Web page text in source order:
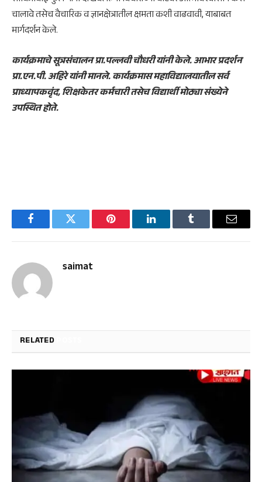
चालावे तसेच वैचारिक व ज्ञानक्षेत्रातील क्षमता कशी वाढवावी, याबाबत
मार्गदर्शन केले.
कार्यक्रमाचे सूत्रसंचालन प्रा.पल्लवी चौधरी यांनी केले. आभार प्रदर्शन
प्रा.एन.पी. अहिरे यांनी मानले. कार्यक्रमास महाविद्यालयातील सर्व
प्राध्यापकवृंद, शिक्षकेतर कर्मचारी तसेच विद्यार्थी मोठ्या संख्येने
उपस्थित होते.
FacebookTwitter Pinterest LinkedInTumblr Email
saimat
RELATED